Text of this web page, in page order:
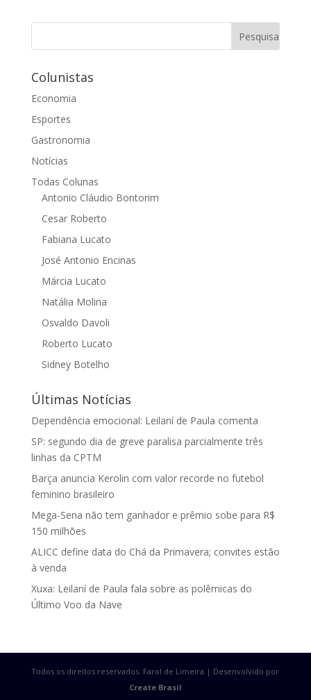
Colunistas
Economia
Esportes
Gastronomia
Notícias
Todas Colunas
Antonio Cláudio Bontorim
Cesar Roberto
Fabiana Lucato
José Antonio Encinas
Márcia Lucato
Natália Molina
Osvaldo Davoli
Roberto Lucato
Sidney Botelho
Últimas Notícias
Dependência emocional: Leilaní de Paula comenta
SP: segundo dia de greve paralisa parcialmente três
linhas da CPTM
Barça anuncia Kerolin com valor recorde no futebol
feminino brasileiro
Mega-Sena não tem ganhador e prêmio sobe para R$
150 milhões
ALICC define data do Chá da Primavera; convites estão
à venda
Xuxa: Leilaní de Paula fala sobre as polêmicas do
Último Voo da Nave
Todos os direitos reservados. Farol de Limeira | Desenvolvido por
Create Brasil